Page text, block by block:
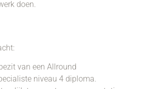
doen.
van een Allround
niveau 4 diploma.